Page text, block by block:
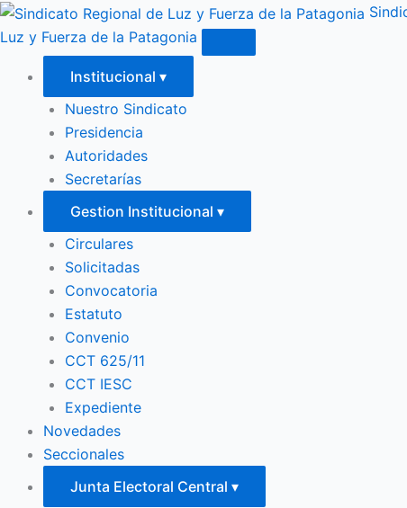
Luz y Fuerza de la Patagonia
Institucional ▾
Nuestro Sindicato
Presidencia
Autoridades
Secretarías
Gestion Institucional ▾
Circulares
Solicitadas
Convocatoria
Estatuto
Convenio
CCT 625/11
CCT IESC
Expediente
Novedades
Seccionales
Junta Electoral Central ▾